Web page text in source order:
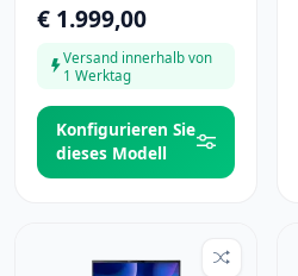
€ 1.999,00
Versand innerhalb von
1 Werktag
Konfigurieren Sie
dieses Modell